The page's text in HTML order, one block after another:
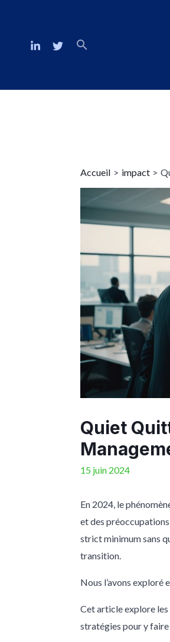
Accueil impact
Quiet
15 juin 2024
En 2024, le
et des
strict minimum sans
transition.
Nous l’avons exploré
Cet article explore
stratégies pour y